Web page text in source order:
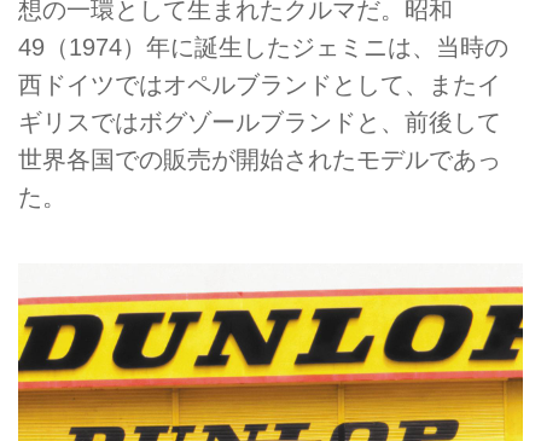
想の一環として生まれたクルマだ。昭和
49（1974）年に誕生したジェミニは、当時の
西ドイツではオペルブランドとして、またイ
ギリスではボグゾールブランドと、前後して
世界各国での販売が開始されたモデルであっ
た。